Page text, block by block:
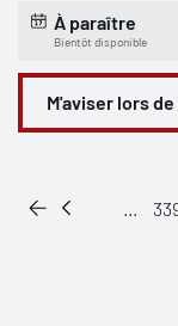
À paraître
Bientôt disponible
M'aviser lors
...